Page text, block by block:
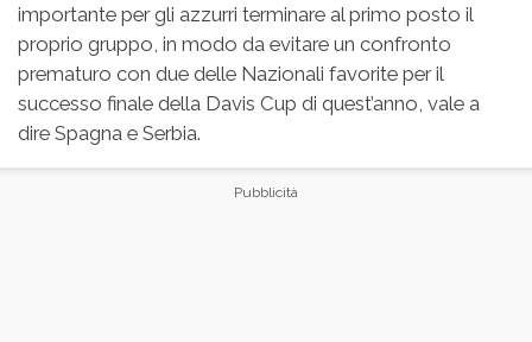
importante per gli azzurri terminare al primo posto il
proprio gruppo, in modo da evitare un confronto
prematuro con due delle Nazionali favorite per il
successo finale della Davis Cup di quest’anno, vale a
dire Spagna e Serbia.